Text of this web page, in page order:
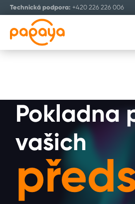
Technická podpora: +420 226 226 006
Pokladna
vašich